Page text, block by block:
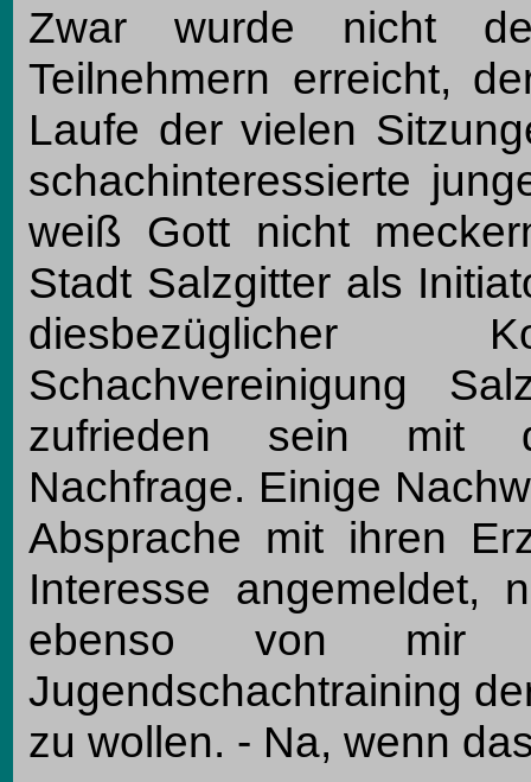
Zwar wurde nicht
Teilnehmern erreicht,
Laufe der vielen
schachinteressierte
weiß Gott nicht
Stadt Salzgitter als
diesbezüglicher
Schachvereinigung
zufrieden sein mit
Nachfrage. Einige
Absprache mit ihren
Interesse angemeldet,
ebenso von mir
Jugendschachtraining
zu wollen. - Na, wenn